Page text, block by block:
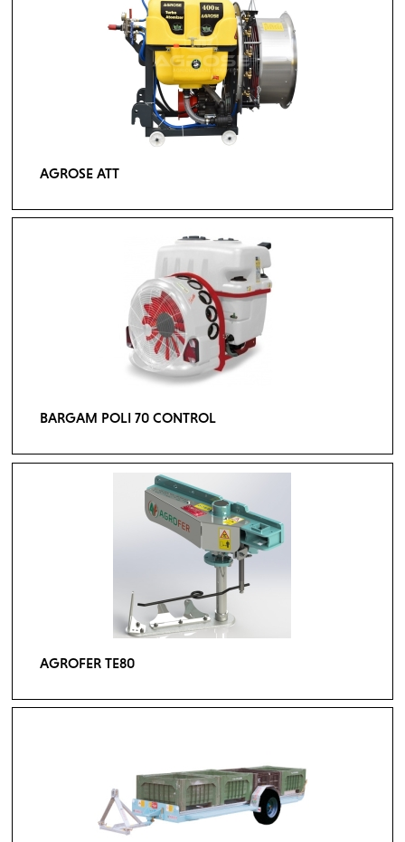
AGROSE ATT
BARGAM POLI 70 CONTROL
AGROFER TE80